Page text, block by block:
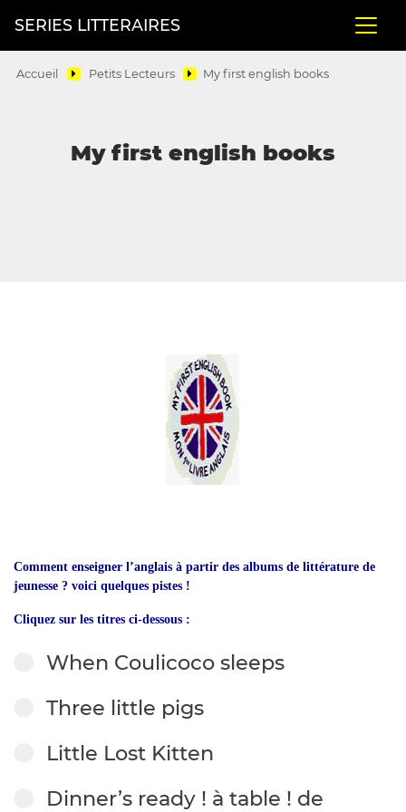
SERIES LITTERAIRES
Accueil Petits Lecteurs My first english books
My first english books
Comment enseigner l’anglais à partir des albums de littérature de
jeunesse ? voici quelques pistes !
Cliquez sur les titres ci-dessous :
When Coulicoco sleeps
Three little pigs
Little Lost Kitten
Dinner’s ready ! à table ! de